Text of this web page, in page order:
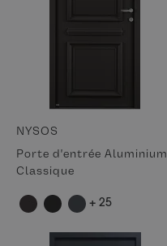
NYSOS
Porte d'entrée Aluminium
Classique
+ 25